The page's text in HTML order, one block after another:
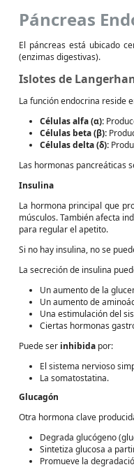
Páncreas
El páncreas está ubicado
(enzimas digestivas).
Islotes de
La función endocrina reside
Células alfa (α):
Células beta (β):
Células delta (δ):
Las hormonas pancreáticas
Insulina
La hormona principal que
músculos. También afecta
para regular el apetito.
Si no hay insulina, no se
La secreción de insulina
Un aumento de la
Un aumento de
Una estimulación del
Ciertas hormonas
Puede ser inhibida por:
El sistema nervioso
La somatostatina.
Glucagón
Otra hormona clave
Degrada glucógeno
Sintetiza glucosa a
Promueve la